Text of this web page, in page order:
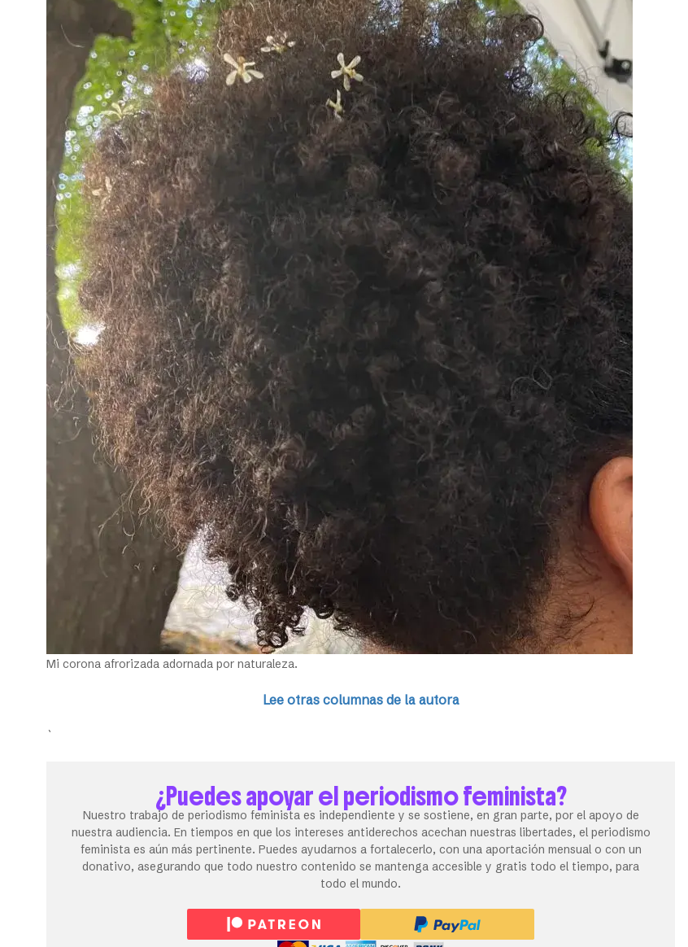
Mi corona afrorizada adornada por naturaleza.
Lee otras columnas de la autora
`
¿Puedes apoyar el periodismo feminista?
Nuestro trabajo de periodismo feminista es independiente y se sostiene, en gran parte, por el apoyo de
nuestra audiencia. En tiempos en que los intereses antiderechos acechan nuestras libertades, el periodismo
feminista es aún más pertinente. Puedes ayudarnos a fortalecerlo, con una aportación mensual o con un
donativo, asegurando que todo nuestro contenido se mantenga accesible y gratis todo el tiempo, para
todo el mundo.